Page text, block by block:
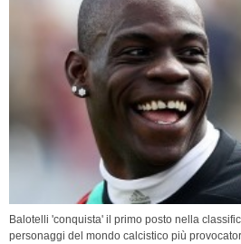
Balotelli 'conquista' il primo posto nella
personaggi del mondo calcistico più